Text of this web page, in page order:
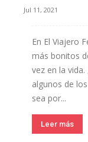
Jul 11, 2021
En El Viajero
más bonitos
vez en la
algunos de
sea por...
Leer más